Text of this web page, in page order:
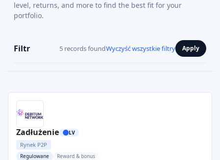
level, returns, and more to find the best fit for your
portfolio.
Filtr 5 records foundWyczyść wszystkie filtry Apply
Zadłużenie LV
Rynek P2P
Regulowane Reward & bonus